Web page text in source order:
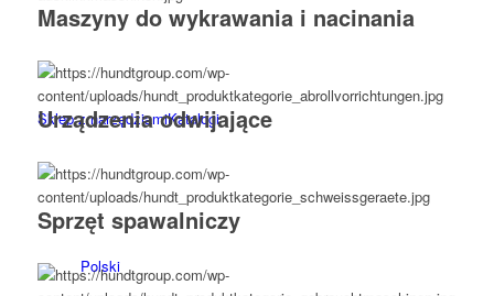
Sklep z narzędziamiKatalogi
Polski
Maszyny do wykrawania i nacinania
Urządzenia odwijające
Sprzęt spawalniczy